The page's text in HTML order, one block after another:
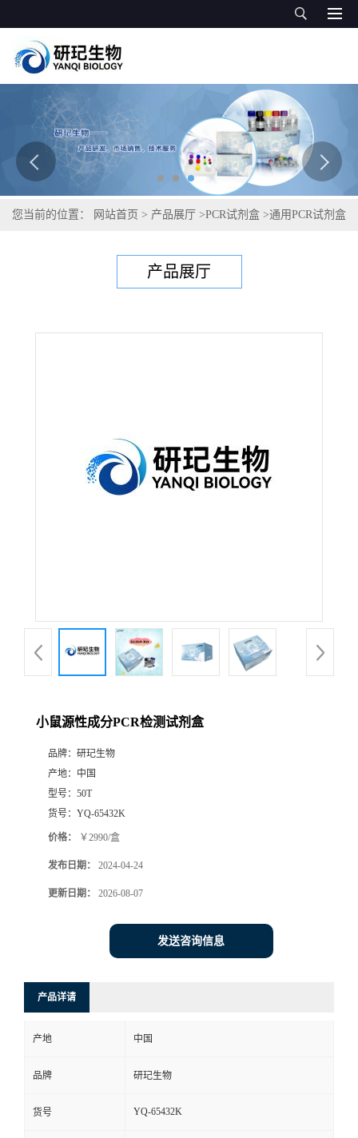
您当前的位置： 网站首页 > 产品展厅 >PCR试剂盒 >通用PCR试剂盒
产品展厅
小鼠源性成分PCR检测试剂盒
品牌： 研玘生物
产地： 中国
型号： 50T
货号： YQ-65432K
价格： ￥2990/盒
发布日期： 2024-04-24
更新日期： 2026-08-07
发送咨询信息
产品详请
产地 中国
品牌 研玘生物
货号 YQ-65432K